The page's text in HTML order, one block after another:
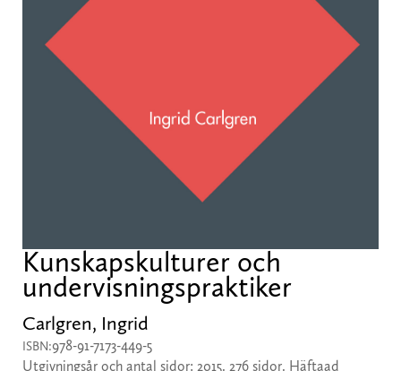
Kunskapskulturer och
undervisningspraktiker
Carlgren, Ingrid
ISBN:978-91-7173-449-5
Utgivningsår och antal sidor: 2015. 276 sidor. Häftaad